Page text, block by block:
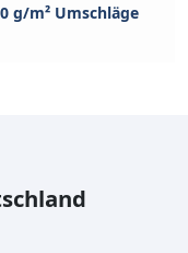
g/m² Umschläge